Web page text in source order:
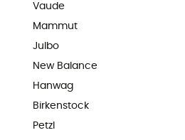
Vaude
Mammut
Julbo
New Balance
Hanwag
Birkenstock
Petzl